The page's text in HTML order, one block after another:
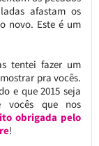
afastam os
novo. Este é um
tentei fazer um
pra vocês.
e que 2015 seja
que nos
obrigada pelo
!